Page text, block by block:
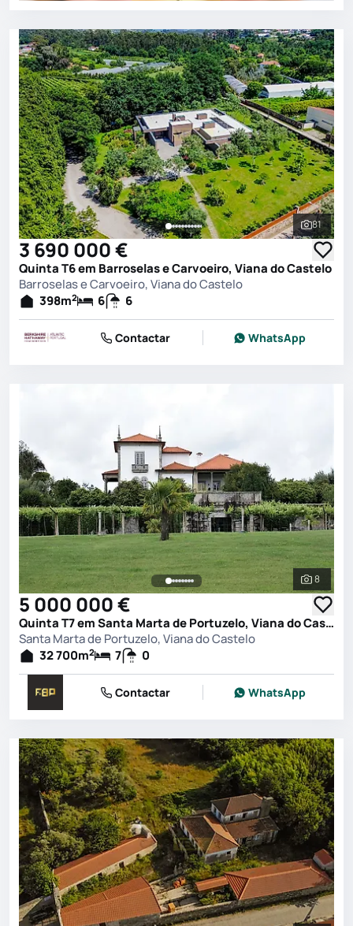
Ver
81
3 690 000 €
Quinta T6 em Barroselas e Carvoeiro, Viana do Castelo
Barroselas e Carvoeiro, Viana do Castelo
398m2 6 6
Contactar WhatsApp
Ver
8
5 000 000 €
Quinta T7 em Santa Marta de Portuzelo, Viana do Castelo
Santa Marta de Portuzelo, Viana do Castelo
32 700m2 7 0
Contactar WhatsApp